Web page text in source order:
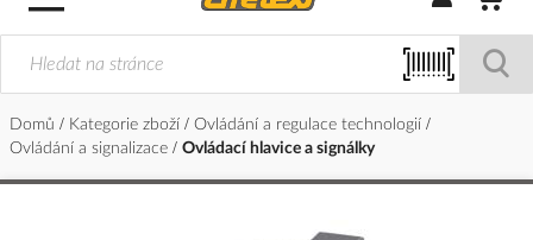
Domů Kategorie zboží
Ovládání a regulace technologií
Ovládání a signalizace
Ovládací hlavice a signálky